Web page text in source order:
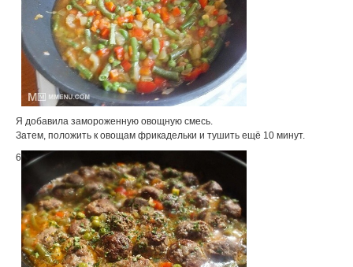
Я добавила замороженную овощную смесь.
Затем, положить к овощам фрикадельки и тушить ещё 10 минут.
6